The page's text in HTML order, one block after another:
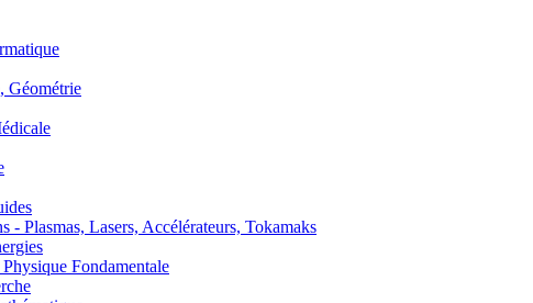
Plasmas, Lasers, Accélérateurs, Tokamaks
Fondamentale